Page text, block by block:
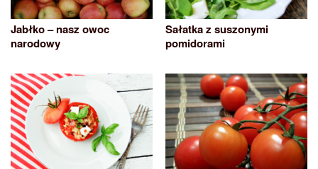
Jabłko – nasz owoc
narodowy
Sałatka z suszonymi
pomidorami